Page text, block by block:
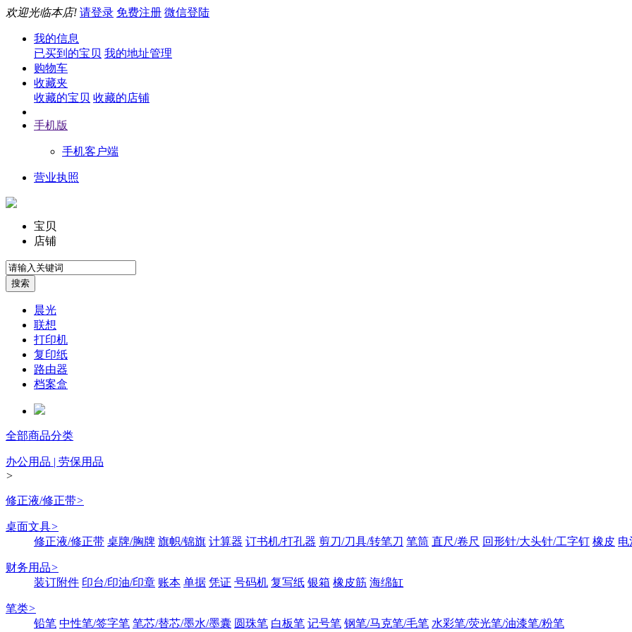
欢迎光临本店! 请登录 免费注册 微信登陆
我的信息
已买到的宝贝 我的地址管理
购物车
收藏夹
收藏的宝贝 收藏的店铺
手机版
手机客户端
营业执照
宝贝
店铺
晨光
联想
打印机
复印纸
路由器
档案盒
全部商品分类
办公用品 | 劳保用品
>
修正液/修正带>
桌面文具>
修正液/修正带 桌牌/胸牌 旗帜/锦旗 计算器 订书机/打孔器 剪刀/刀具/转笔刀 笔筒 直尺/卷尺 回形针/大头针/工字钉 橡皮 电
财务用品>
装订附件 印台/印油/印章 账本 单据 凭证 号码机 复写纸 银箱 橡皮筋 海绵缸
笔类>
铅笔 中性笔/签字笔 笔芯/替芯/墨水/墨囊 圆珠笔 白板笔 记号笔 钢笔/马克笔/毛笔 水彩笔/荧光笔/油漆笔/粉笔